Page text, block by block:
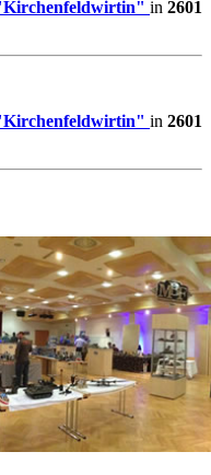
in 2601
in 2601